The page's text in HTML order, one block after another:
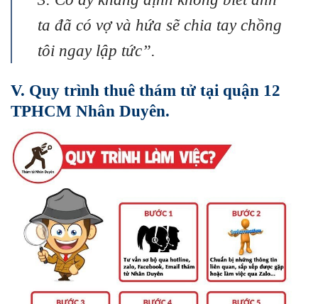
ta đã có vợ và hứa sẽ chia tay chồng
tôi ngay lập tức”.
V. Quy trình thuê thám tử tại quận 12
TPHCM Nhân Duyên.